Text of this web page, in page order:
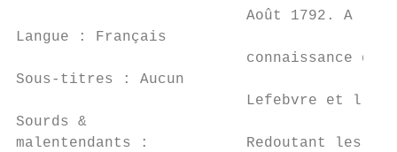
Août 1792. A la
Langue : Français
connaissance
Sous-titres : Aucun
Lefebvre et
Sourds &
malentendants :           Redoutant les